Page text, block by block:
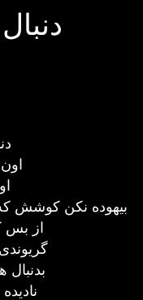
بیهوده نکن کوشش
از بس